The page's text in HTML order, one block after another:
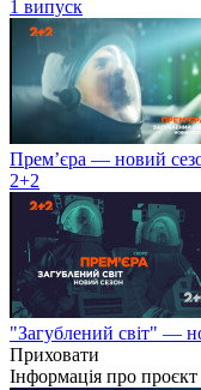
1 випуск
Прем’єра — новий
2+2
"Загублений світ" —
Приховати
Інформація про проєкт